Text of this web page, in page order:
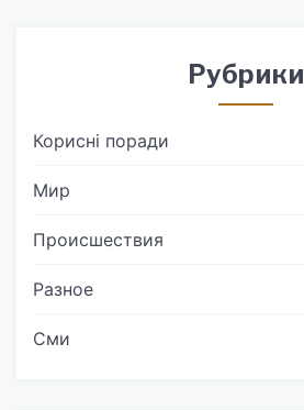
Рубрики
Корисні поради
Мир
Происшествия
Разное
Сми